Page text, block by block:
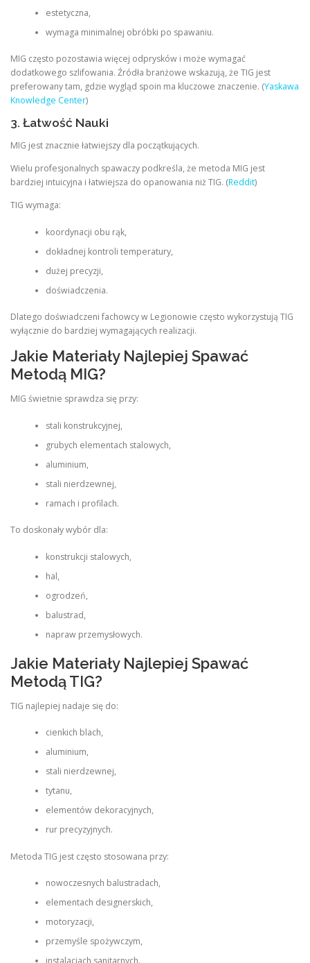
estetyczna,
wymaga minimalnej obróbki po spawaniu.
MIG często pozostawia więcej odprysków i może wymagać
dodatkowego szlifowania. Źródła branżowe wskazują, że TIG jest
preferowany tam, gdzie wygląd spoin ma kluczowe znaczenie. (Yaskawa
Knowledge Center)
3. Łatwość Nauki
MIG jest znacznie łatwiejszy dla początkujących.
Wielu profesjonalnych spawaczy podkreśla, że metoda MIG jest
bardziej intuicyjna i łatwiejsza do opanowania niż TIG. (Reddit)
TIG wymaga:
koordynacji obu rąk,
dokładnej kontroli temperatury,
dużej precyzji,
doświadczenia.
Dlatego doświadczeni fachowcy w Legionowie często wykorzystują TIG
wyłącznie do bardziej wymagających realizacji.
Jakie Materiały Najlepiej Spawać
Metodą MIG?
MIG świetnie sprawdza się przy:
stali konstrukcyjnej,
grubych elementach stalowych,
aluminium,
stali nierdzewnej,
ramach i profilach.
To doskonały wybór dla:
konstrukcji stalowych,
hal,
ogrodzeń,
balustrad,
napraw przemysłowych.
Jakie Materiały Najlepiej Spawać
Metodą TIG?
TIG najlepiej nadaje się do:
cienkich blach,
aluminium,
stali nierdzewnej,
tytanu,
elementów dekoracyjnych,
rur precyzyjnych.
Metoda TIG jest często stosowana przy:
nowoczesnych balustradach,
elementach designerskich,
motoryzacji,
przemyśle spożywczym,